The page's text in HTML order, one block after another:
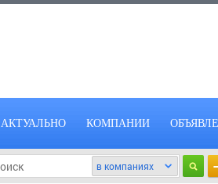
АКТУАЛЬНО КОМПАНИИ